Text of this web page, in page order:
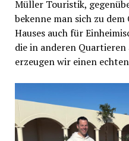
Müller Touristik,
bekenne man sich zu
Hauses auch für
die in anderen Quartieren
erzeugen wir einen